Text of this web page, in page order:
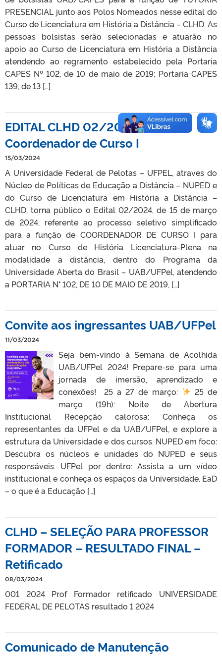
PRESENCIAL junto aos Polos Nomeados nesse edital do
Curso de Licenciatura em História a Distância – CLHD. As
pessoas bolsistas serão selecionadas e atuarão no
apoio ao Curso de Licenciatura em História a Distância
atendendo ao regramento estabelecido pela Portaria
CAPES Nº 102, de 10 de maio de 2019; Portaria CAPES
139, de 13 […]
EDITAL CLHD 02/2024 –
Coordenador de Curso I
15/03/2024
A Universidade Federal de Pelotas – UFPEL, atraves do
Núcleo de Políticas de Educação a Distância – NUPED e
do Curso de Licenciatura em História a Distância –
CLHD, torna público o Edital 02/2024, de 15 de março
de 2024, referente ao processo seletivo simplificado
para a função de COORDENADOR DE CURSO I para
atuar no Curso de História Licenciatura-Plena na
modalidade a distância, dentro do Programa da
Universidade Aberta do Brasil – UAB/UFPel, atendendo
a PORTARIA N° 102, DE 10 DE MAIO DE 2019, […]
Convite aos ingressantes UAB/UFPel
11/03/2024
Seja bem-vindo à Semana de Acolhida
UAB/UFPel 2024! Prepare-se para uma
jornada de imersão, aprendizado e
conexões!
25 a 27 de março:
25 de
março (19h): Noite de Abertura
Institucional Recepção calorosa: Conheça os
representantes da UFPel e da UAB/UFPel, e explore a
estrutura da Universidade e dos cursos. NUPED em foco:
Descubra os núcleos e unidades do NUPED e seus
responsáveis. UFPel por dentro: Assista a um vídeo
institucional e conheça os espaços da Universidade. EaD
– o que é a Educação […]
CLHD – SELEÇÃO PARA PROFESSOR
FORMADOR – RESULTADO FINAL –
Retificado
08/03/2024
001 2024 Prof Formador retificado UNIVERSIDADE
FEDERAL DE PELOTAS resultado 1 2024
Comunicado de Manutenção